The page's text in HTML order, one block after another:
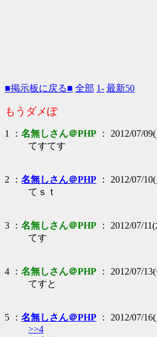
■掲示板に戻る■ 全部 1- 最新50
もうダメぽ
1 ： 名無しさん＠PHP ： 2012/07/
てすてす
2 ： 名無しさん＠PHP ： 2012/07/
てｓｔ
3 ： 名無しさん＠PHP ： 2012/07/
てす
4 ： 名無しさん＠PHP ： 2012/07/
てすと
5 ： 名無しさん＠PHP ： 2012/07/
>>4